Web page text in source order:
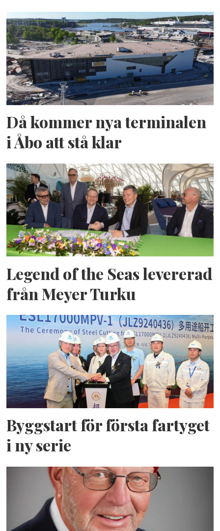
Då kommer nya terminalen
i Åbo att stå klar
Legend of the Seas levererad
från Meyer Turku
Byggstart för första fartyget
i ny serie